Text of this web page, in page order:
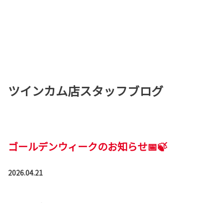
ツインカム店スタッフブログ
ゴールデンウィークのお知らせ📅🍃
2026.04.21